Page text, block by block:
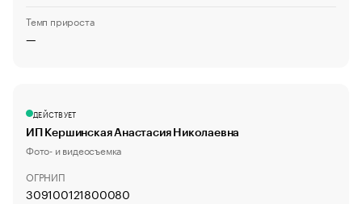
Темп прироста
—
ДЕЙСТВУЕТ
ИП Кершинская Анастасия Николаевна
Фото- и видеосъемка
ОГРНИП
309100121800080